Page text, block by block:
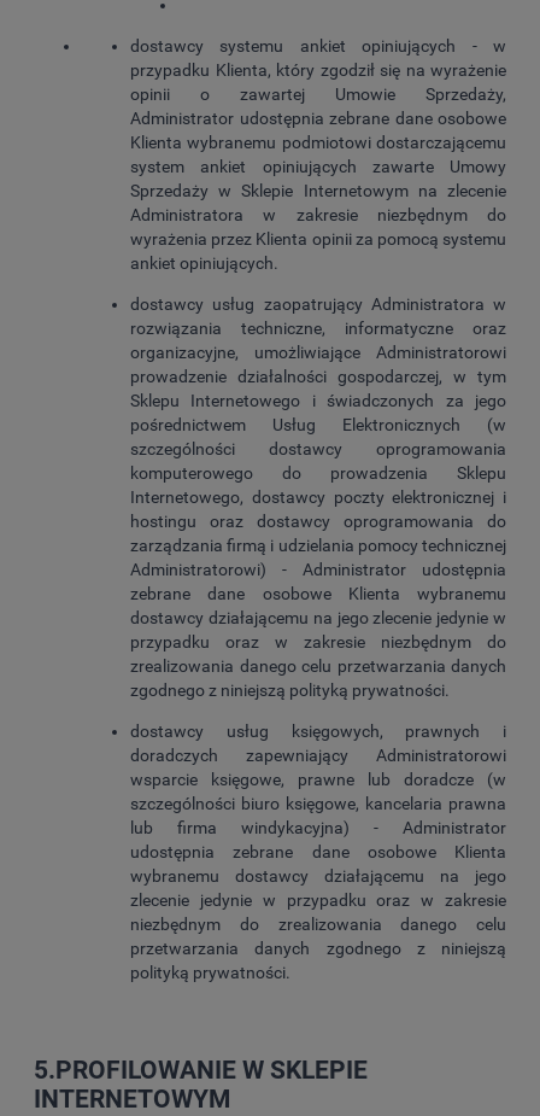
dostawcy systemu ankiet opiniujących - w
przypadku Klienta, który zgodził się na wyrażenie
opinii o zawartej Umowie Sprzedaży,
Administrator udostępnia zebrane dane osobowe
Klienta wybranemu podmiotowi dostarczającemu
system ankiet opiniujących zawarte Umowy
Sprzedaży w Sklepie Internetowym na zlecenie
Administratora w zakresie niezbędnym do
wyrażenia przez Klienta opinii za pomocą systemu
ankiet opiniujących.
dostawcy usług zaopatrujący Administratora w
rozwiązania techniczne, informatyczne oraz
organizacyjne, umożliwiające Administratorowi
prowadzenie działalności gospodarczej, w tym
Sklepu Internetowego i świadczonych za jego
pośrednictwem Usług Elektronicznych (w
szczególności dostawcy oprogramowania
komputerowego do prowadzenia Sklepu
Internetowego, dostawcy poczty elektronicznej i
hostingu oraz dostawcy oprogramowania do
zarządzania firmą i udzielania pomocy technicznej
Administratorowi) - Administrator udostępnia
zebrane dane osobowe Klienta wybranemu
dostawcy działającemu na jego zlecenie jedynie w
przypadku oraz w zakresie niezbędnym do
zrealizowania danego celu przetwarzania danych
zgodnego z niniejszą polityką prywatności.
dostawcy usług księgowych, prawnych i
doradczych zapewniający Administratorowi
wsparcie księgowe, prawne lub doradcze (w
szczególności biuro księgowe, kancelaria prawna
lub firma windykacyjna) - Administrator
udostępnia zebrane dane osobowe Klienta
wybranemu dostawcy działającemu na jego
zlecenie jedynie w przypadku oraz w zakresie
niezbędnym do zrealizowania danego celu
przetwarzania danych zgodnego z niniejszą
polityką prywatności.
5.PROFILOWANIE W SKLEPIE
INTERNETOWYM